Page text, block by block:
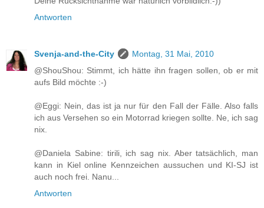
Antworten
Svenja-and-the-City
Montag, 31 Mai, 2010
@ShouShou: Stimmt, ich hätte ihn fragen sollen, ob er mit
aufs Bild möchte :-)
@Eggi: Nein, das ist ja nur für den Fall der Fälle. Also falls
ich aus Versehen so ein Motorrad kriegen sollte. Ne, ich sag
nix.
@Daniela Sabine: tirili, ich sag nix. Aber tatsächlich, man
kann in Kiel online Kennzeichen aussuchen und KI-SJ ist
auch noch frei. Nanu...
Antworten